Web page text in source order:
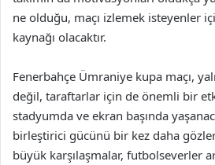
ne olduğu, maçı izlemek isteyenler
kaynağı olacaktır.
Fenerbahçe Ümraniye kupa maçı,
değil, taraftarlar için de önemli bir
stadyumda ve ekran başında
birleştirici gücünü bir kez daha
büyük karşılaşmalar, futbolseverler